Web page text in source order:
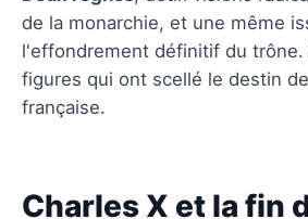
Questions fréquentes
de la monarchie, et une même
l'effondrement définitif du trône.
figures qui ont scellé le destin
française.
Charles X et la fin